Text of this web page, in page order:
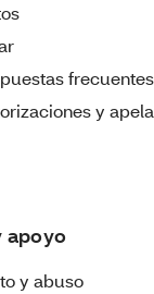
frecuentes
y
apoyo
y abuso